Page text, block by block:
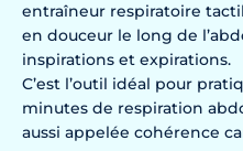
entraîneur respiratoire
en douceur le long de
inspirations et expirations.
C’est l’outil idéal pour
minutes de respiration
aussi appelée cohérence